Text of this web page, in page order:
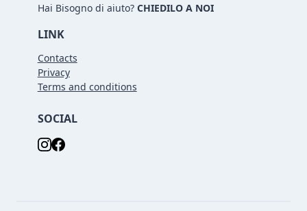
Hai Bisogno di aiuto? CHIEDILO A NOI
LINK
Contacts
Privacy
Terms and conditions
SOCIAL